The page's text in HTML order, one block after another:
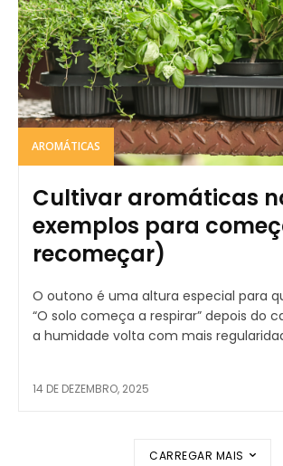
AROMÁTICAS
Cultivar aromáticas
exemplos para
recomeçar)
O outono é uma altura especial para
“O solo começa a respirar” depois do
a humidade volta com mais
14 DE DEZEMBRO, 2025
CARREGAR MAIS